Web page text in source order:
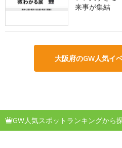
来事が集結
大阪府のGW人気イ
GW人気スポットランキングから